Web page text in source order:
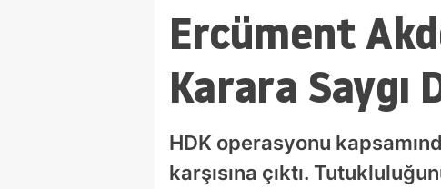
Ercüment
Karara Saygı
HDK operasyonu
karşısına çıktı.